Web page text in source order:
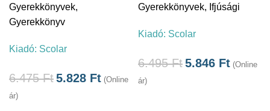
Gyerekkönyvek,
Gyerekkönyv
Kiadó: Scolar
6.475Ft5.828 Ft (Online
ár)
Gyerekkönyvek, Ifjúsági
Kiadó: Scolar
6.495Ft5.846 Ft (Online
ár)